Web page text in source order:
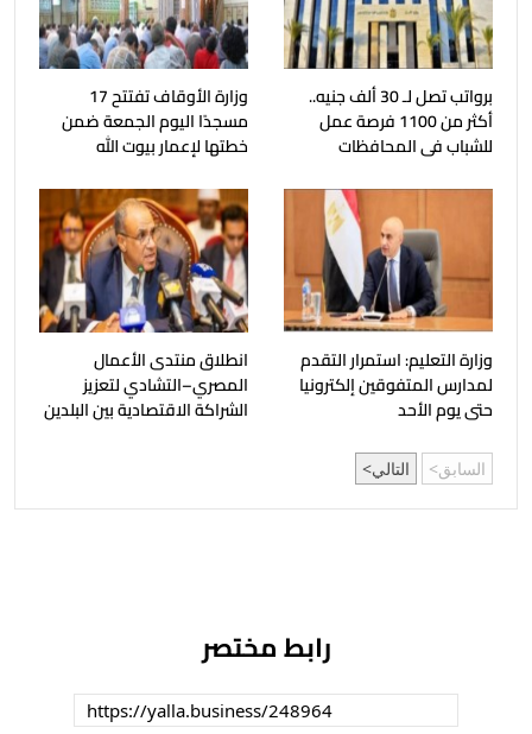
برواتب تصل لـ 30 ألف جنيه..
أكثر من 1100 فرصة عمل
للشباب فى المحافظات
وزارة الأوقاف تفتتح 17
مسجدًا اليوم الجمعة ضمن
خطتها لإعمار بيوت الله
وزارة التعليم: استمرار التقدم
لمدارس المتفوقين إلكترونيا
حتى يوم الأحد
انطلاق منتدى الأعمال
المصري–التشادي لتعزيز
الشراكة الاقتصادية بين البلدين
السابق التالي
رابط مختصر